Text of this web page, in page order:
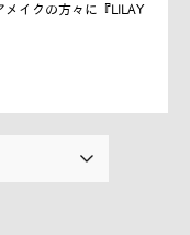
イクの方々に『LILAY